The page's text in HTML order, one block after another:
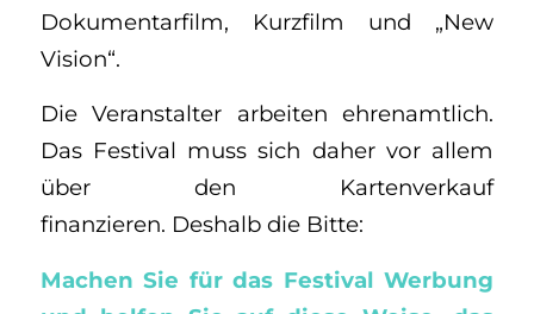
Dokumentarfilm, Kurzfilm und „New
Vision“.
Die Veranstalter arbeiten ehrenamtlich.
Das Festival muss sich daher vor allem
über den Kartenverkauf
finanzieren. Deshalb die Bitte:
Machen Sie für das Festival Werbung